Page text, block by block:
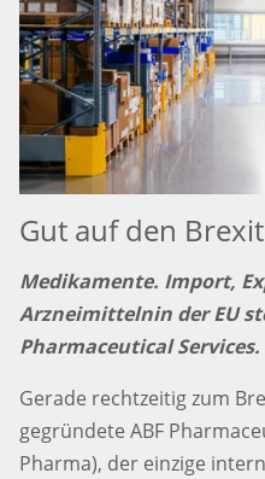
Gut auf den
Medikamente. Import,
Arzneimittelnin der EU
Pharmaceutical Services.
Gerade rechtzeitig zum
gegründete ABF
Pharma), der einzige